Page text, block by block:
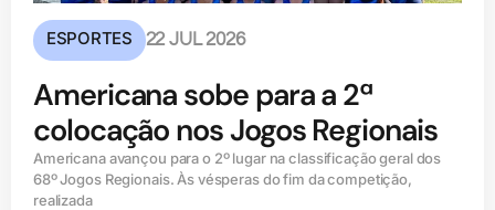
ESPORTES 22 JUL 2026
Americana sobe para a 2ª
colocação nos Jogos Regionais
Americana avançou para o 2º lugar na classificação geral dos
68º Jogos Regionais. Às vésperas do fim da competição,
realizada